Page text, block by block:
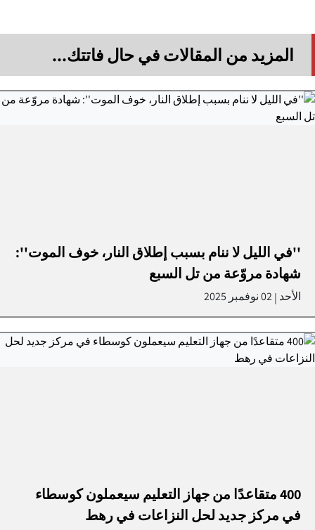
المزيد من المقالات في حال فاتتك...
''في الليل لا ننام بسبب إطلاق النار، خوف الموت'':
شهادة مروّعة من تل السبع
الأحد |02 نوفمبر 2025
400 متقاعدًا من جهاز التعليم سيعملون كوسطاء
في مركز جديد لحل النزاعات في رهط